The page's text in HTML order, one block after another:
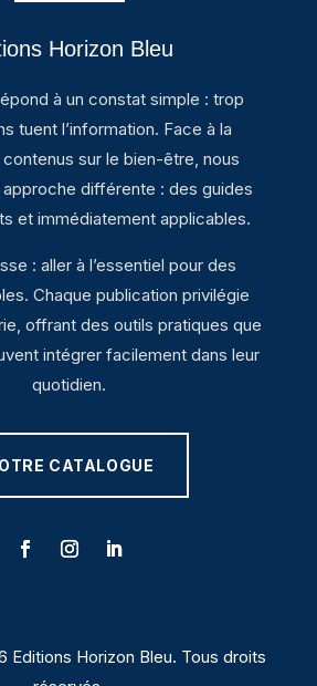
Horizon Bleu
à un constat simple : trop
tuent l’information. Face à la
sur le bien-être, nous
différente : des guides
et immédiatement applicables.
: aller à l’essentiel pour des
Chaque publication privilégie
offrant des outils pratiques que
intégrer facilement dans leur
quotidien.
CATALOGUE
Editions Horizon Bleu. Tous droits